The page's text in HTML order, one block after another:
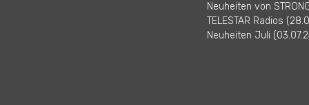
Neuheiten von
TELESTAR Radios
Neuheiten Juli